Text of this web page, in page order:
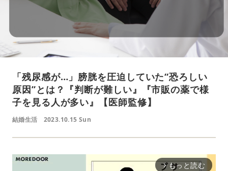
「残尿感が…」膀胱を圧迫していた“恐ろしい
原因”とは？『判断が難しい』『市販の薬で様
子を見る人が多い』【医師監修】
結婚生活 2023.10.15 Sun
arrow_forward_ios もっと読む